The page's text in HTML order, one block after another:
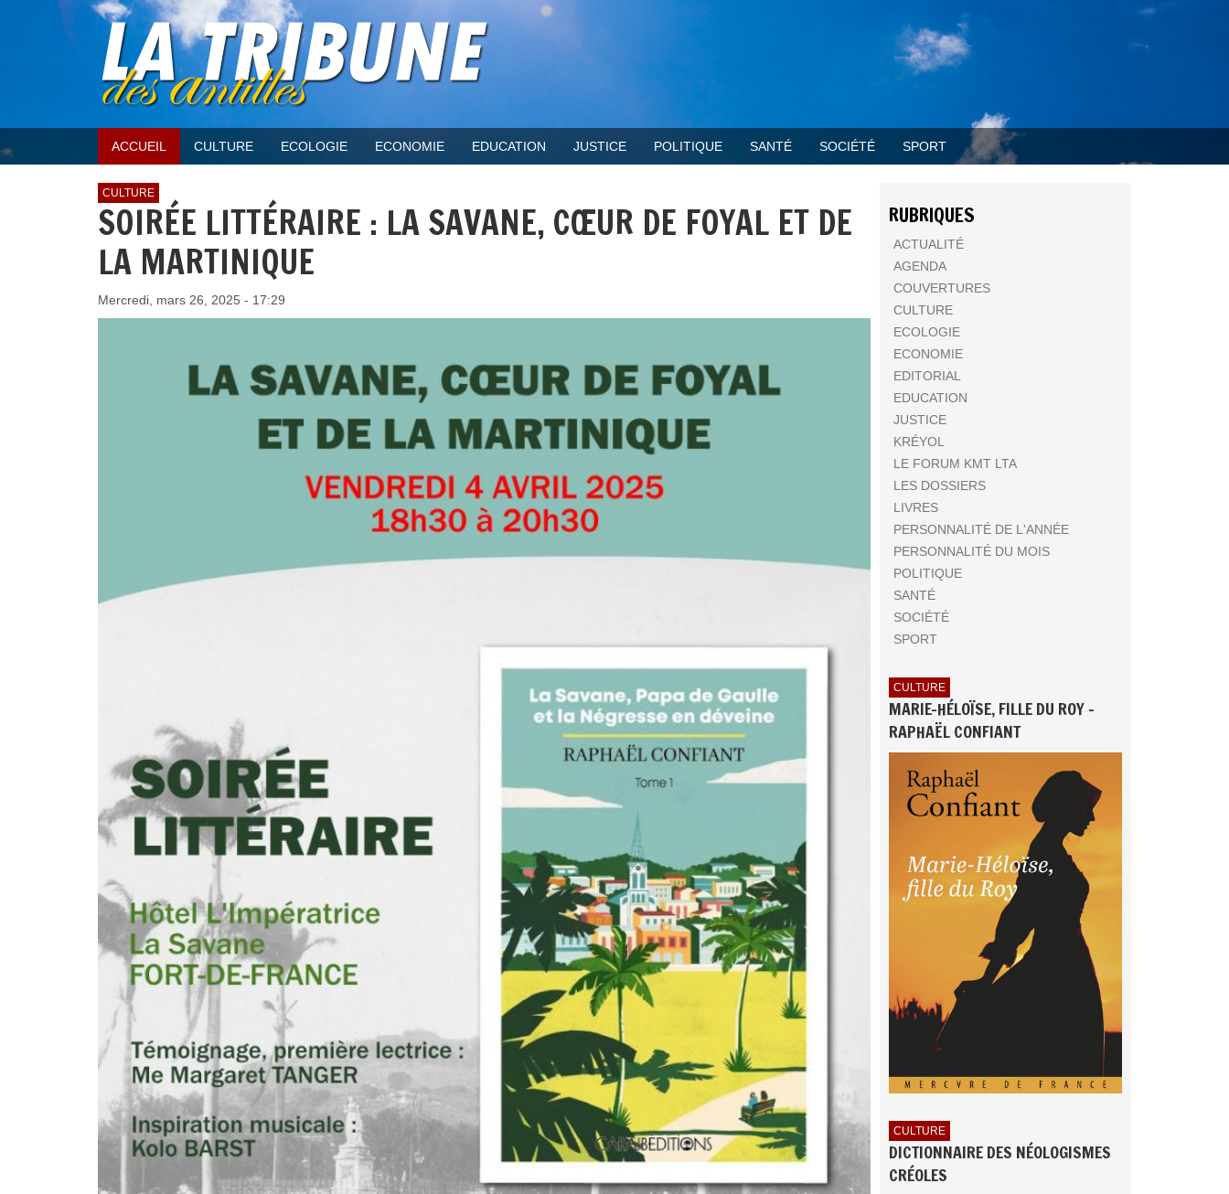
ACCUEIL CULTURE ECOLOGIE ECONOMIE EDUCATION JUSTICE POLITIQUE SANTÉ SOCIÉTÉ SPORT
CULTURE
SOIRÉE LITTÉRAIRE : LA SAVANE, CŒUR DE FOYAL ET DE
LA MARTINIQUE
Mercredi, mars 26, 2025 - 17:29
RUBRIQUES
ACTUALITÉ
AGENDA
COUVERTURES
CULTURE
ECOLOGIE
ECONOMIE
EDITORIAL
EDUCATION
JUSTICE
KRÉYOL
LE FORUM KMT LTA
LES DOSSIERS
LIVRES
PERSONNALITÉ DE L'ANNÉE
PERSONNALITÉ DU MOIS
POLITIQUE
SANTÉ
SOCIÉTÉ
SPORT
CULTURE
MARIE-HÉLOÏSE, FILLE DU ROY -
RAPHAËL CONFIANT
CULTURE
DICTIONNAIRE DES NÉOLOGISMES
CRÉOLES